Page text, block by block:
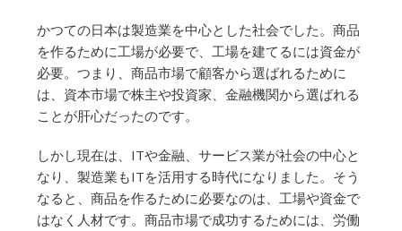
かつての日本は製造業を中心とした社会でした。商品
を作るために工場が必要で、工場を建てるには資金が
必要。つまり、商品市場で顧客から選ばれるために
は、資本市場で株主や投資家、金融機関から選ばれる
ことが肝心だったのです。
しかし現在は、ITや金融、サービス業が社会の中心と
なり、製造業もITを活用する時代になりました。そう
なると、商品を作るために必要なのは、工場や資金で
はなく人材です。商品市場で成功するためには、労働